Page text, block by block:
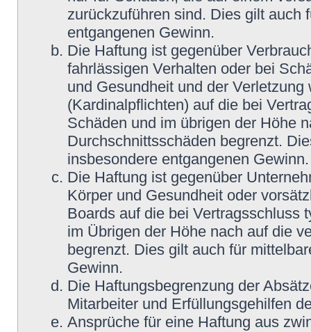
zurückzuführen sind. Dies gilt auch
entgangenen Gewinn.
Die Haftung ist gegenüber
fahrlässigen Verhalten oder bei
und Gesundheit und der
(Kardinalpflichten) auf die bei
Schäden und im übrigen der Höhe
Durchschnittsschäden begrenzt.
insbesondere entgangenen Gewinn.
Die Haftung ist gegenüber
Körper und Gesundheit oder
Boards auf die bei Vertragsschluss
im Übrigen der Höhe nach auf die
begrenzt. Dies gilt auch für
Gewinn.
Die Haftungsbegrenzung der
Mitarbeiter und Erfüllungsgehilfen
Ansprüche für eine Haftung aus